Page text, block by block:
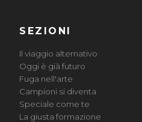
SEZIONI
Il viaggio alternativo
Oggi è già futuro
Fuga nell'arte
Campioni si diventa
Speciale come te
La giusta formazione